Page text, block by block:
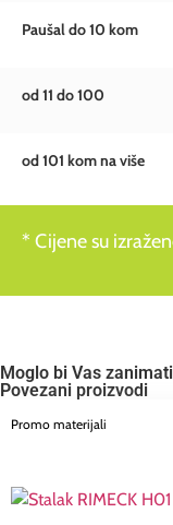
Paušal do 10 kom
od 11 do 100
od 101 kom na više
* Cijene su
Moglo bi Vas zanimati
Povezani proizvodi
Promo materijali